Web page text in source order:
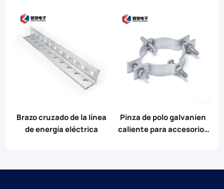
Brazo cruzado de la línea
de energía eléctrica
Pinza de polo galvanien
caliente para accesorios